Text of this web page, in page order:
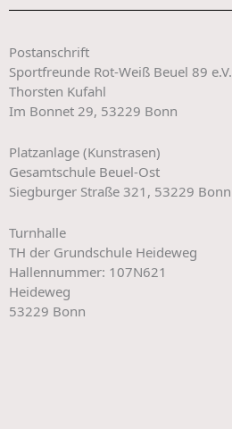
Postanschrift
Sportfreunde Rot-Weiß Beuel 89 e.V.
Thorsten Kufahl
Im Bonnet 29, 53229 Bonn
Platzanlage (Kunstrasen)
Gesamtschule Beuel-Ost
Siegburger Straße 321, 53229 Bonn
Turnhalle
TH der Grundschule Heideweg
Hallennummer: 107N621
Heideweg
53229 Bonn